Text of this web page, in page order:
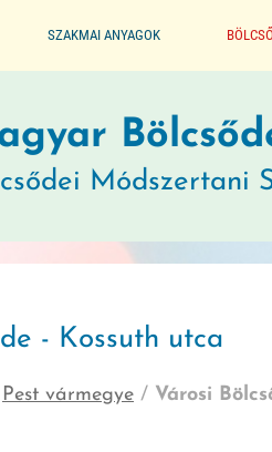
SZAKMAI ANYAGOK
SEGÉDLET A BÖLCSŐDÉK
MÓDSZERTANI KIADVÁNYOK
Módszertani
- Kossuth utca
Pest vármegye / Városi